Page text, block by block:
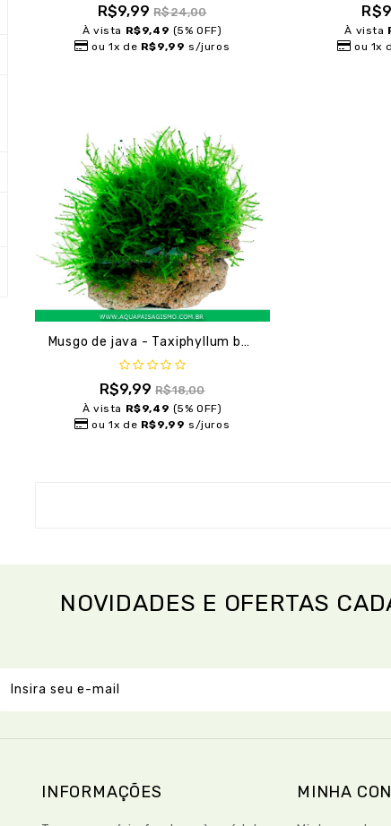
R$9,99 R$24,00
À vista R$9,49 (5% OFF)
ou 1x de R$9,99 s/juros
À vista
ou 1x
Musgo de java - Taxiphyllum barbieri
R$9,99 R$18,00
À vista R$9,49 (5% OFF)
ou 1x de R$9,99 s/juros
NOVIDADES E OFERTAS
INFORMAÇÕES MINHA